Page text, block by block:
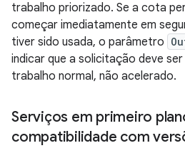
trabalho priorizado. Se a cota
começar imediatamente em
tiver sido usada, o parâmetro
indicar que a solicitação deve
trabalho normal, não acelerado.
Serviços em primeiro
compatibilidade com